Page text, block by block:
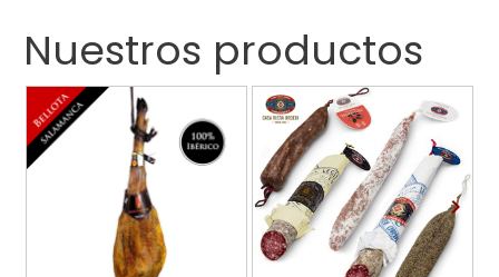
Nuestros productos

